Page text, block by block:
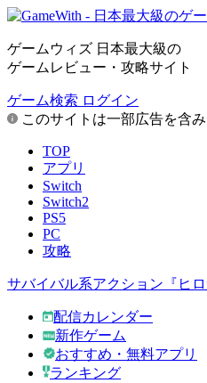
ゲームウィズ 日本最大級の
ゲームレビュー・攻略サイト
ゲーム検索 ログイン
このサイトは一部広告を含
TOP
アプリ
Switch
Switch2
PS5
PC
攻略
サバイバル系アクション『ヒ
配信カレンダー
新作ゲーム
おすすめ・無料アプリ
ランキング